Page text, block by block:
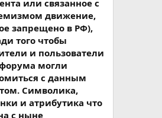
или связанное с
движение,
запрещено в РФ),
того чтобы
и пользователи
форума могли
с данным
Символика,
и атрибутика что
с ныне